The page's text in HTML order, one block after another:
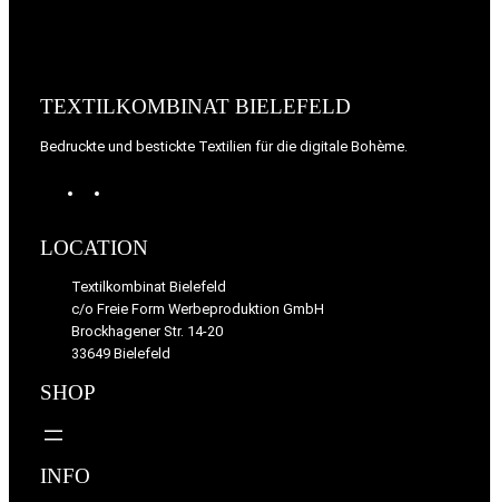
TEXTILKOMBINAT BIELEFELD
Bedruckte und bestickte Textilien für die digitale Bohème.
LOCATION
Textilkombinat Bielefeld
c/o Freie Form Werbeproduktion GmbH
Brockhagener Str. 14-20
33649 Bielefeld
SHOP
INFO